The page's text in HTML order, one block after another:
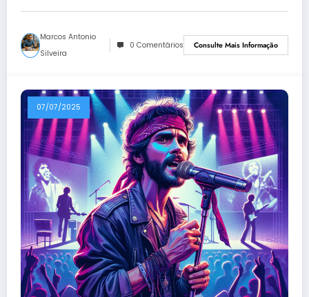
Marcos Antonio
Silveira
0 Comentários Consulte Mais Informação
07/07/2025